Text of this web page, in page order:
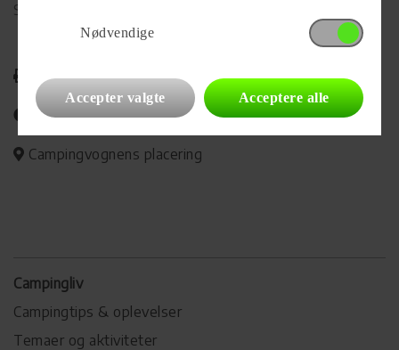
Se alle
Udskriv
Del på Facebook
Campingvognens placering
Campingliv
Campingtips & oplevelser
Temaer og aktiviteter
Nødvendige
Accepter valgte Acceptere alle